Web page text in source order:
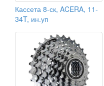
Кассета 8-ск, ACERA, 11-
34T, ин.уп